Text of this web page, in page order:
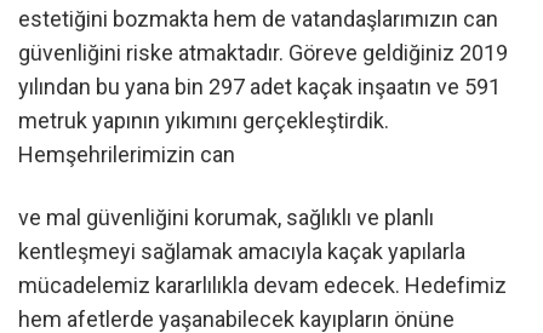
estetiğini bozmakta hem de vatandaşlarımızın can
güvenliğini riske atmaktadır. Göreve geldiğiniz 2019
yılından bu yana bin 297 adet kaçak inşaatın ve 591
metruk yapının yıkımını gerçekleştirdik.
Hemşehrilerimizin can
ve mal güvenliğini korumak, sağlıklı ve planlı
kentleşmeyi sağlamak amacıyla kaçak yapılarla
mücadelemiz kararlılıkla devam edecek. Hedefimiz
hem afetlerde yaşanabilecek kayıpların önüne